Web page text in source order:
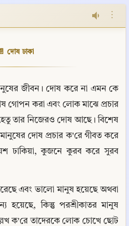
⋮
দোষ ঢাকা
জীবন। দোষ করে না এমন কে
গোপন করা এবং লোক মাঝে প্রচার
তার নিজেরও দোষ আছে। বিশেষ
দোষ প্রচার ক'রে গীবত করে
ঢাকিয়া, কুজনে কুরব করে সুরব
এবং ভালো মানুষ হয়েছে অথবা
হয়েছে, কিন্তু পরশ্রীকাতর মানুষ
ক'রে তাদেরকে লোক চোখে ছোট